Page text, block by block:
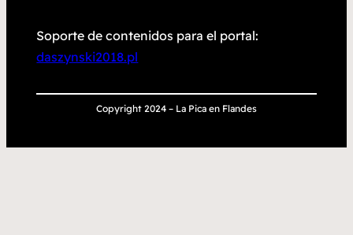
Soporte de contenidos para el portal:
daszynski2018.pl
Copyright 2024 – La Pica en Flandes